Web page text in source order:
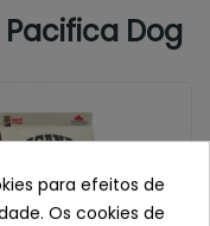
Dog
para efeitos de
Os cookies de